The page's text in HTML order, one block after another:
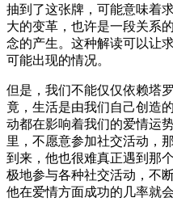
抽到了这张牌，可能意味着
大的变革，也许是一段关系
念的产生。这种解读可以让
可能出现的情况。
但是，我们不能仅仅依赖塔
竟，生活是由我们自己创造
动都在影响着我们的爱情运
里，不愿意参加社交活动，
到来，他也很难真正遇到那
极地参与各种社交活动，不
他在爱情方面成功的几率就